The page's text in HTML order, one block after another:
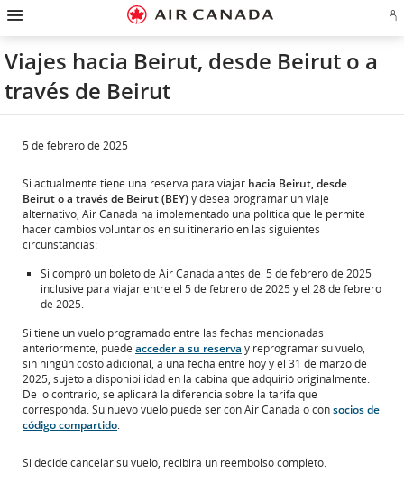
página
de
inicio
Omitir
pasar
a
la
pantalla
de
navegación
principal
Omitir
pasar
al
contenido
campo
de
búsqueda
Omitir
pasar
a
los
vínculos
del
pie
de
Omitir
pasar
al
mapa
sitio
Omitir
pasar
a
Contáctenos
Viajes hacia Beirut, desde Beirut o a
través de Beirut
5 de febrero de 2025
Si actualmente tiene una reserva para viajar hacia Beirut, desde
Beirut o a través de Beirut (BEY)y desea programar un viaje
alternativo, Air Canada ha implementado una política que le permite
hacer cambios voluntarios en su itinerario en las siguientes
circunstancias:
Si compró un boleto de Air Canada antes del 5 de febrero de 2025
inclusive para viajar entre el 5 de febrero de 2025 y el 28 de febrero
de 2025.
Si tiene un vuelo programado entre las fechas mencionadas
anteriormente, puede acceder a su reserva y reprogramar su vuelo,
sin ningún costo adicional, a una fecha entre hoy y el 31 de marzo de
2025, sujeto a disponibilidad en la cabina que adquirió originalmente.
De lo contrario, se aplicará la diferencia sobre la tarifa que
corresponda. Su nuevo vuelo puede ser con Air Canada o consocios de
código compartido.
Si decide cancelar su vuelo, recibirá un reembolso completo.